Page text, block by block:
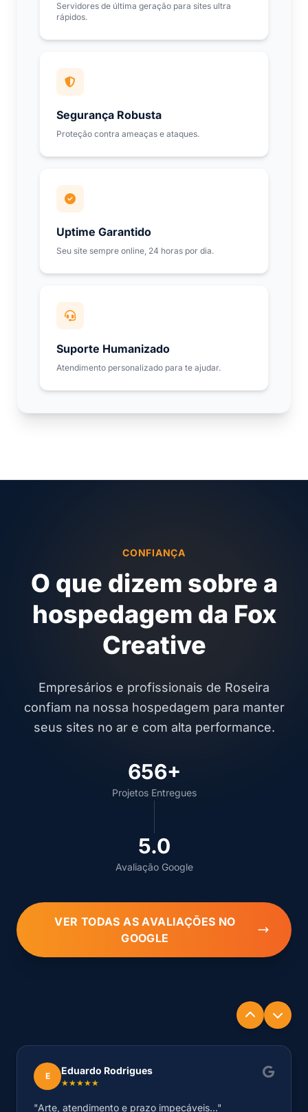
Servidores de última geração para sites ultra
rápidos.
Segurança Robusta
Proteção contra ameaças e ataques.
Uptime Garantido
Seu site sempre online, 24 horas por dia.
Suporte Humanizado
Atendimento personalizado para te ajudar.
CONFIANÇA
O que dizem sobre a
hospedagem da Fox
Creative
Empresários e profissionais de Roseira
confiam na nossa hospedagem para manter
seus sites no ar e com alta performance.
656+
Projetos Entregues
5.0
Avaliação Google
VER TODAS AS AVALIAÇÕES NO
GOOGLE
E Eduardo Rodrigues
★★★★★
"Arte, atendimento e prazo impecáveis..."